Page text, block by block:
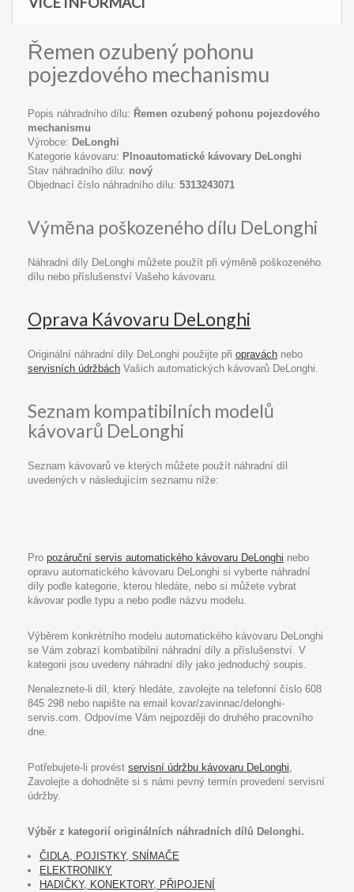
Řemen ozubený pohonu
pojezdového mechanismu
Popis náhradního dílu: Řemen ozubený pohonu pojezdového
mechanismu
Výrobce: DeLonghi
Kategorie kávovaru: Plnoautomatické kávovary DeLonghi
Stav náhradního dílu: nový
Objednací číslo náhradního dílu: 5313243071
Výměna poškozeného dílu DeLonghi
Náhradní díly DeLonghi můžete použít při výměně poškozeného
dílu nebo příslušenství Vašeho kávovaru.
Oprava Kávovaru DeLonghi
Originální náhradní díly DeLonghi použijte při opravách nebo
servisních údržbách Vašich automatických kávovarů DeLonghi.
Seznam kompatibilních modelů
kávovarů DeLonghi
Seznam kávovarů ve kterých můžete použít náhradní díl
uvedených v následujícím seznamu níže:
Pro pozáruční servis automatického kávovaru DeLonghi nebo
opravu automatického kávovaru DeLonghi si vyberte náhradní
díly podle kategorie, kterou hledáte, nebo si můžete vybrat
kávovar podle typu a nebo podle názvu modelu.
Výběrem konkrétního modelu automatického kávovaru DeLonghi
se Vám zobrazí kombatibilní náhradní díly a příslušenství. V
kategorii jsou uvedeny náhradní díly jako jednoduchý soupis.
Nenaleznete-li díl, který hledáte, zavolejte na telefonní číslo 608
845 298 nebo napište na email kovar/zavinnac/delonghi-
servis.com. Odpovíme Vám nejpozději do druhého pracovního
dne.
Potřebujete-li provést servisní údržbu kávovaru DeLonghi,
Zavolejte a dohodněte si s námi pevný termín provedení servisní
údržby.
Výběr z kategorií originálních náhradních dílů Delonghi.
ČIDLA, POJISTKY, SNÍMAČE
ELEKTRONIKY
HADIČKY, KONEKTORY, PŘIPOJENÍ